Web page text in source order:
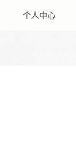
个人中心